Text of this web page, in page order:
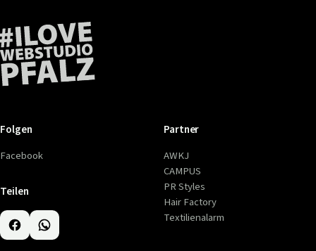
Folgen
Facebook
Teilen
Partner
AWKJ
CAMPUS
PR Styles
Hair Factory
Textilienalarm